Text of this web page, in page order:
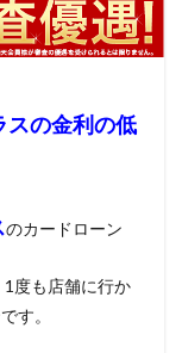
スの金利の低
のカードローン
度も店舗に行か
す。